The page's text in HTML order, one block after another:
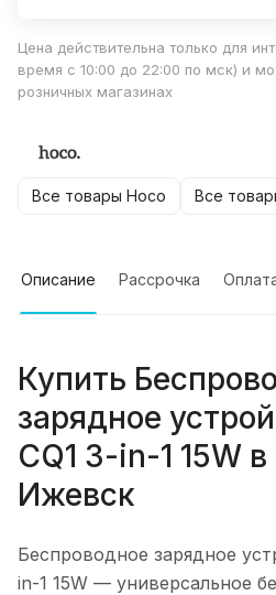
Цена действительна только для
время с 10:00 до 22:00 по мск) и
розничных магазинах
Все товары Hoco Все
Описание Рассрочка
Купить
зарядное
CQ1 3-in-1 15W в
Ижевск
Беспроводное зарядное
in-1 15W — универсальное